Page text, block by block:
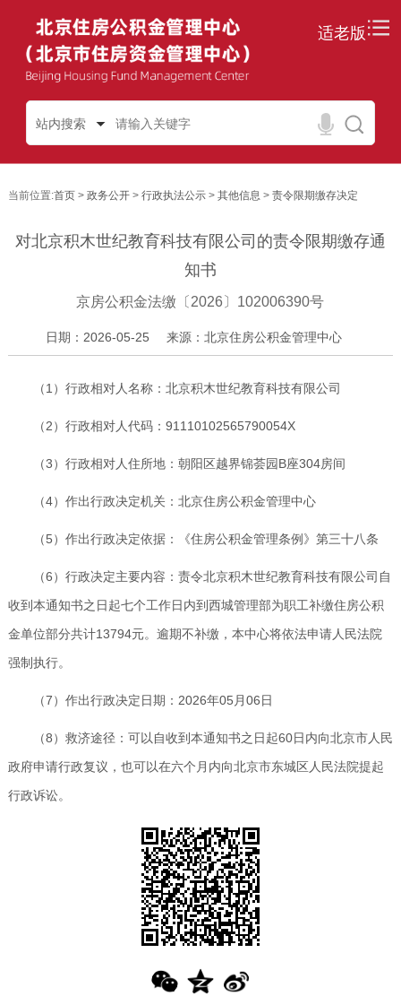
适老版
站内搜索
当前位置:首页> 政务公开> 行政执法公示> 其他信息 > 责令限期缴存决定
对北京积木世纪教育科技有限公司的责令限期缴存通
知书
京房公积金法缴〔2026〕102006390号
日期：2026-05-25 来源：北京住房公积金管理中心
（1）行政相对人名称：北京积木世纪教育科技有限公司
（2）行政相对人代码：91110102565790054X
（3）行政相对人住所地：朝阳区越界锦荟园B座304房间
（4）作出行政决定机关：北京住房公积金管理中心
（5）作出行政决定依据：《住房公积金管理条例》第三十八条
（6）行政决定主要内容：责令北京积木世纪教育科技有限公司自
收到本通知书之日起七个工作日内到西城管理部为职工补缴住房公积
金单位部分共计13794元。逾期不补缴，本中心将依法申请人民法院
强制执行。
（7）作出行政决定日期：2026年05月06日
（8）救济途径：可以自收到本通知书之日起60日内向北京市人民
政府申请行政复议，也可以在六个月内向北京市东城区人民法院提起
行政诉讼。